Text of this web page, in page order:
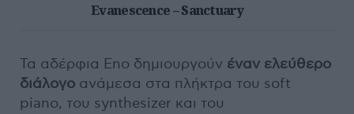
Evanescence – Sanctuary
Τα αδέρφια Eno δημιουργούν έναν ελεύθερο
διάλογο ανάμεσα στα πλήκτρα του soft
piano, του synthesizer και του